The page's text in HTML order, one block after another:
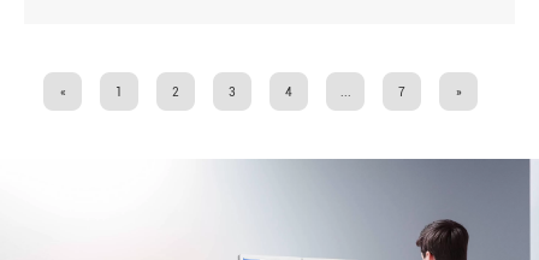
« 1 2 3 4 7 »